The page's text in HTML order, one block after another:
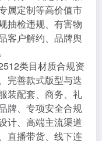
属定制等高价值市
抽检违规、有害物
客户解约、品牌舆
类目材质合规资
完善款式版型与迭
装配套、商务、礼
牌、专项安全合规
计、高端主流渠道
直播带货、线下连